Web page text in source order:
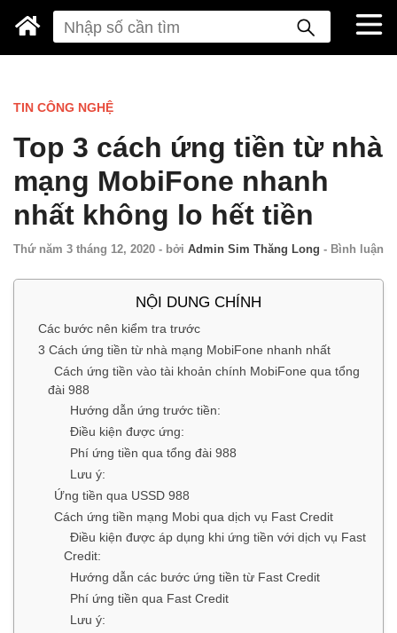
TIN CÔNG NGHỆ
Top 3 cách ứng tiền từ nhà
mạng MobiFone nhanh
nhất không lo hết tiền
Thứ năm 3 tháng 12, 2020 - bởi Admin Sim Thăng Long - Bình luận
NỘI DUNG CHÍNH
Các bước nên kiểm tra trước
3 Cách ứng tiền từ nhà mạng MobiFone nhanh nhất
Cách ứng tiền vào tài khoản chính MobiFone qua tổng
đài 988
Hướng dẫn ứng trước tiền:
Điều kiện được ứng:
Phí ứng tiền qua tổng đài 988
Lưu ý:
Ứng tiền qua USSD 988
Cách ứng tiền mạng Mobi qua dịch vụ Fast Credit
Điều kiện được áp dụng khi ứng tiền với dịch vụ Fast
Credit:
Hướng dẫn các bước ứng tiền từ Fast Credit
Phí ứng tiền qua Fast Credit
Lưu ý: